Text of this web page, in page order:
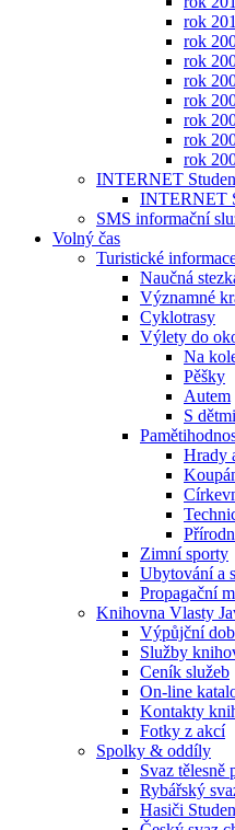
rok
rok
rok
rok
rok
rok
rok
rok
INTERNET
INTERNET
SMS informační
Volný čas
Turistické
Naučná
Významné
Cyklotrasy
Výlety do
Na
Pěšky
Autem
S dětmi
Hrady
Zimní sporty
Ubytování a
Propagační
Knihovna Vlasty
Výpůjční
Služby
Ceník služeb
On-line
Kontakty
Fotky z akcí
Spolky & oddíly
Svaz tělesně
Rybářský
Hasiči